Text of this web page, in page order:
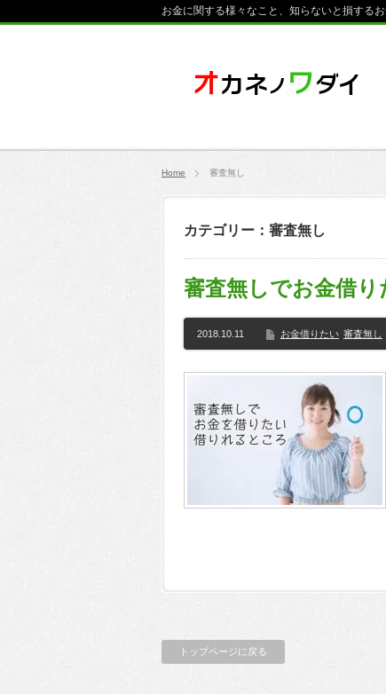
お金に関する様々なこと、知らないと損する
Home 審査無し
カテゴリー：審査無し
審査無しでお金借
2018.10.11 お金借りたい 審査無し
トップページに戻る